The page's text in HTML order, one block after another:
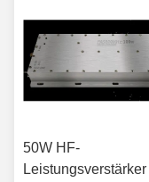
50W HF-
Leistungsverstärker